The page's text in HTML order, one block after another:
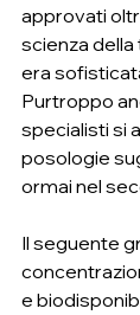
approvati
scienza
era
Purtroppo
specialisti si
posologie
ormai nel
Il seguente
e